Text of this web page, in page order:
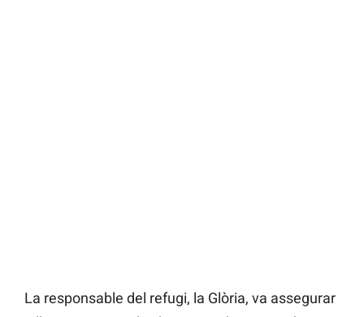
La responsable del refugi, la Glòria, va assegurar